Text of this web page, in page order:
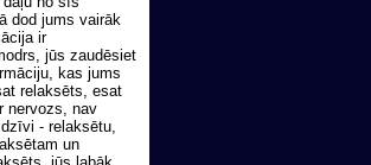
dod jums vairāk
ir
jūs zaudēsiet
kas jums
relaksēts, esat
nervozs, nav
- relaksētu,
un